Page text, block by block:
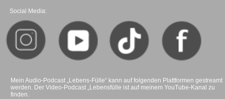
Social Media:
Mein Audio-Podcast „Lebens-Fülle“ kann auf folgenden Plattformen gestreamt
werden. Der Video-Podcast „Lebensfülle ist auf meinem YouTube-Kanal zu
finden.